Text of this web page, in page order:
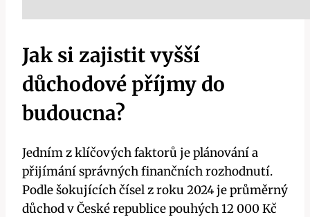
Jak si zajistit vyšší
důchodové příjmy do
budoucna?
Jedním z klíčových faktorů je plánování a
přijímání správných finančních rozhodnutí.
Podle šokujících čísel z roku 2024 je průměrný
důchod v České republice pouhých 12 000 Kč